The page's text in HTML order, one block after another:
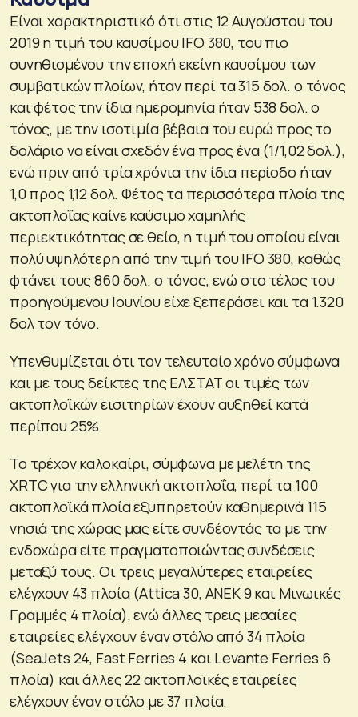
Είναι χαρακτηριστικό ότι στις 12 Αυγούστου του
2019 η τιμή του καυσίμου IFO 380, του πιο
συνηθισμένου την εποχή εκείνη καυσίμου των
συμβατικών πλοίων, ήταν περί τα 315 δολ. ο τόνος
και φέτος την ίδια ημερομηνία ήταν 538 δολ. ο
τόνος, με την ισοτιμία βέβαια του ευρώ προς το
δολάριο να είναι σχεδόν ένα προς ένα (1/1,02 δολ.),
ενώ πριν από τρία χρόνια την ίδια περίοδο ήταν
1,0 προς 1,12 δολ. Φέτος τα περισσότερα πλοία της
ακτοπλοΐας καίνε καύσιμο χαμηλής
περιεκτικότητας σε θείο, η τιμή του οποίου είναι
πολύ υψηλότερη από την τιμή του IFO 380, καθώς
φτάνει τους 860 δολ. ο τόνος, ενώ στο τέλος του
προηγούμενου Ιουνίου είχε ξεπεράσει και τα 1.320
δολ τον τόνο.
Υπενθυμίζεται ότι τον τελευταίο χρόνο σύμφωνα
και με τους δείκτες της ΕΛΣΤΑΤ οι τιμές των
ακτοπλοϊκών εισιτηρίων έχουν αυξηθεί κατά
περίπου 25%.
Το τρέχον καλοκαίρι, σύμφωνα με μελέτη της
XRTC για την ελληνική ακτοπλοΐα, περί τα 100
ακτοπλοϊκά πλοία εξυπηρετούν καθημερινά 115
νησιά της χώρας μας είτε συνδέοντάς τα με την
ενδοχώρα είτε πραγματοποιώντας συνδέσεις
μεταξύ τους. Οι τρεις μεγαλύτερες εταιρείες
ελέγχουν 43 πλοία (Attica 30, ANEK 9 και Μινωικές
Γραμμές 4 πλοία), ενώ άλλες τρεις μεσαίες
εταιρείες ελέγχουν έναν στόλο από 34 πλοία
(SeaJets 24, Fast Ferries 4 και Levante Ferries 6
πλοία) και άλλες 22 ακτοπλοϊκές εταιρείες
ελέγχουν έναν στόλο με 37 πλοία.